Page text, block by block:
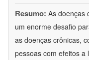
Resumo: As doenças
um enorme desafio
as doenças crônicas,
pessoas com efeitos a